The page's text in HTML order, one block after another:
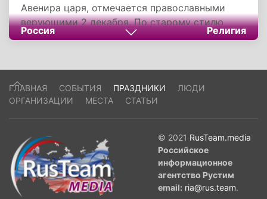
Авенира царя, отмечается православными
верующими 2 декабря. По старому стилю
этот день приходится на 19 ноября. В Индии,
жестокий гонитель христиан. Долго не было у
него детей. Наконец, родился у царя сын,
названный Иоасафом.
Россия Религия
ГЛАВНАЯ СОБЫТИЯ ПРАЗДНИКИ
ЛЮДИ
ОРГАНИЗАЦИИ
МЕСТА СТАТЬИ
© 2021 RusTeam.media
Российское
информационное
агентство Рустим
email: ria@rus.team.